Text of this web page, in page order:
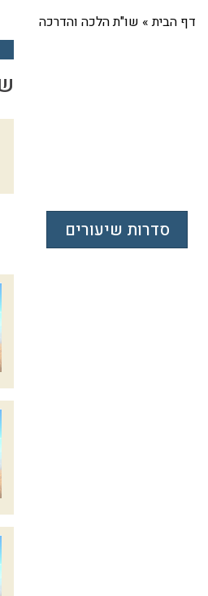
דף הבית» שו"ת הלכה והדרכה
סדרות שיעורים